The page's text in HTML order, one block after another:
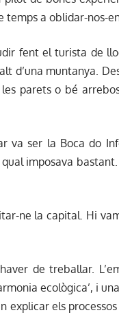
temps a oblidar-nos-
fent el turista de
d’una muntanya.
parets o bé
va ser la Boca do
imposava
ne la capital. Hi
de treballar.
ecològica’, i
explicar els